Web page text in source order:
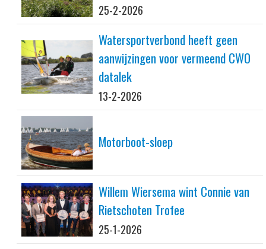
25-2-2026
Watersportverbond heeft geen
aanwijzingen voor vermeend CWO
datalek
13-2-2026
Motorboot-sloep
Willem Wiersema wint Connie van
Rietschoten Trofee
25-1-2026